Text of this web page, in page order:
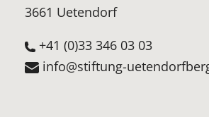
3661 Uetendorf
+41 (0)33 346 03 03
info@stiftung-